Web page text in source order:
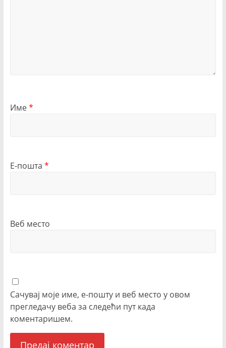
Име*
Е-пошта *
Веб место
Сачувај моје име, е-пошту и веб место у овом
прегледачу веба за следећи пут када
коментаришем.